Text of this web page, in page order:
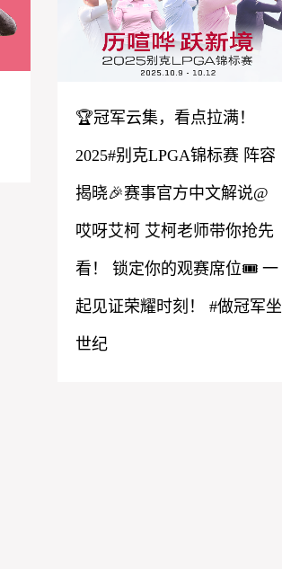
🏆冠军云集，看点拉满！
2025#别克LPGA锦标赛 阵容
揭晓🎉赛事官方中文解说@
哎呀艾柯 艾柯老师带你抢先
看！ 锁定你的观赛席位🎟️ 一
起见证荣耀时刻！ #做冠军坐
世纪